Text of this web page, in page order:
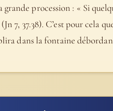
procession : « Si
7, 37.38). C’est pour cela
dans la fontaine